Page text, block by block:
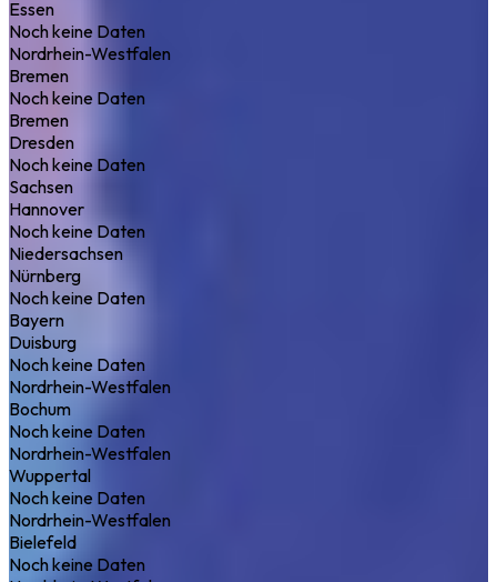
Essen
Noch keine Daten
Nordrhein-Westfalen
Bremen
Noch keine Daten
Bremen
Dresden
Noch keine Daten
Sachsen
Hannover
Noch keine Daten
Niedersachsen
Nürnberg
Noch keine Daten
Bayern
Duisburg
Noch keine Daten
Nordrhein-Westfalen
Bochum
Noch keine Daten
Nordrhein-Westfalen
Wuppertal
Noch keine Daten
Nordrhein-Westfalen
Bielefeld
Noch keine Daten